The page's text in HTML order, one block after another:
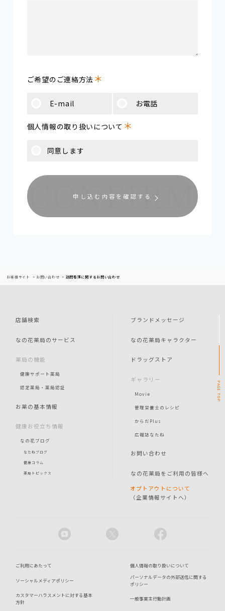
ご希望のご連絡方法 ＊
E-mail お電話
個人情報の取り扱いについて ＊
同意します
申し込む内容を確認する
お客様サイト お問い合わせ 訪問看護に関するお問い合わせ
店舗検索
なの花薬局のサービス
薬局の機能
健康サポート薬局
認定薬局・薬局認証
お薬の基本情報
健康お役立ち情報
なの花ブログ
なたねブログ
健康コラム
薬局トピックス
ブランドメッセージ
なの花薬局キャラクター
ドラッグストア
ギャラリー
Movie
管理栄養士のレシピ
からだPlus
広報誌なたね
お問い合わせ
なの花薬局をご利用の皆様へ
オプトアウトについて
（企業情報サイトへ）
ご利用にあたって 個人情報の取り扱いについて
ソーシャルメディアポリシー
パーソナルデータの外部送信に関する
ポリシー
カスタマーハラスメントに対する基本
方針
一般事業主行動計画
PAGE
TOP